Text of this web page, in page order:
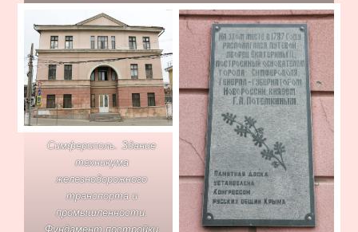
Симферополь. Здание
техникума
железнодорожного
транспорта и
промышленности.
Фундамент постройки